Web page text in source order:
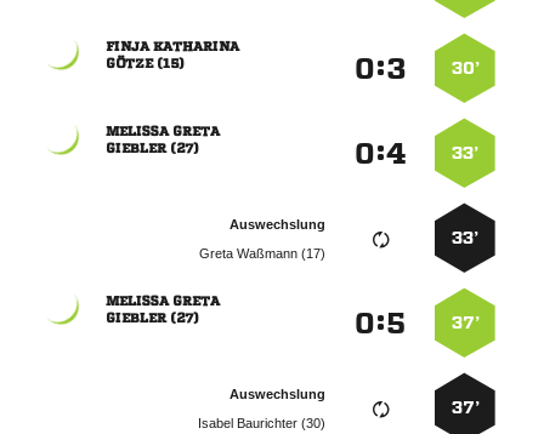
30’
:
 
 
33’
:
 
 
33’
Auswechslung
  
37’
:
 
 
37’
Auswechslung
  